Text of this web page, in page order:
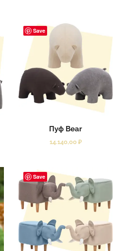
Save
Пуф Bear
14.140,00 ₽
Save